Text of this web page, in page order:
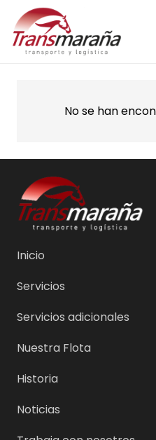
No se han
Inicio
Servicios
Servicios adicionales
Nuestra Flota
Historia
Noticias